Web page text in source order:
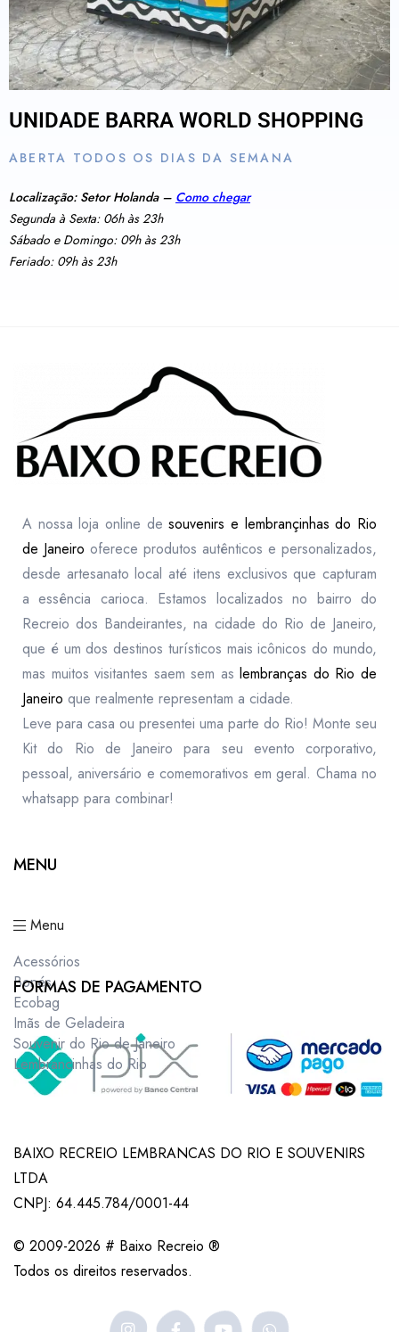
UNIDADE BARRA WORLD SHOPPING
ABERTA TODOS OS DIAS DA SEMANA
Localização: Setor Holanda – Como chegar
Segunda à Sexta: 06h às 23h
Sábado e Domingo: 09h às 23h
Feriado: 09h às 23h
A nossa loja online desouvenirs e lembrançinhas do Rio
de Janeiro oferece produtos autênticos e personalizados,
desde artesanato local até itens exclusivos que capturam
a essência carioca. Estamos localizados no bairro do
Recreio dos Bandeirantes, na cidade do Rio de Janeiro,
que é um dos destinos turísticos mais icônicos do mundo,
mas muitos visitantes saem sem aslembranças do Rio de
Janeiro que realmente representam a cidade.
Leve para casa ou presentei uma parte do Rio! Monte seu
Kit do Rio de Janeiro para seu evento corporativo,
pessoal, aniversário e comemorativos em geral. Chama no
whatsapp para combinar!
MENU
Menu
Acessórios
Bonés
Ecobag
Imãs de Geladeira
Souvenir do Rio de Janeiro
Lembrancinhas do Rio
FORMAS DE PAGAMENTO
BAIXO RECREIO LEMBRANCAS DO RIO E SOUVENIRS
LTDA
CNPJ: 64.445.784/0001-44
© 2009-2026 # Baixo Recreio ®
Todos os direitos reservados.